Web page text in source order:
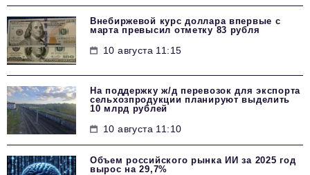
Внебиржевой курс доллара впервые с
марта превысил отметку 83 рубля
10 августа 11:15
На поддержку ж/д перевозок для экспорта
сельхозпродукции планируют выделить
10 млрд рублей
10 августа 11:10
Объем российского рынка ИИ за 2025 год
вырос на 29,7%